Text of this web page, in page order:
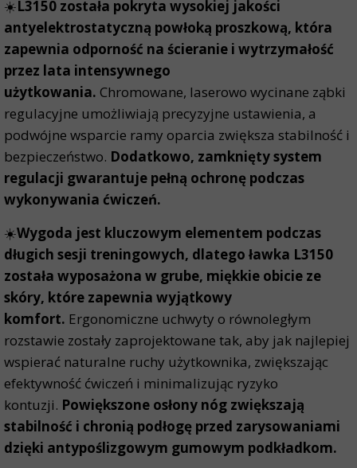
☀️L3150 została pokryta wysokiej jakości
antyelektrostatyczną powłoką proszkową, która
zapewnia odporność na ścieranie i wytrzymałość
przez lata intensywnego
użytkowania. Chromowane, laserowo wycinane ząbki
regulacyjne umożliwiają precyzyjne ustawienia, a
podwójne wsparcie ramy oparcia zwiększa stabilność i
bezpieczeństwo. Dodatkowo, zamknięty system
regulacji gwarantuje pełną ochronę podczas
wykonywania ćwiczeń.
☀️Wygoda jest kluczowym elementem podczas
długich sesji treningowych, dlatego ławka L3150
została wyposażona w grube, miękkie obicie ze
skóry, które zapewnia wyjątkowy
komfort. Ergonomiczne uchwyty o równoległym
rozstawie zostały zaprojektowane tak, aby jak najlepiej
wspierać naturalne ruchy użytkownika, zwiększając
efektywność ćwiczeń i minimalizując ryzyko
kontuzji. Powiększone osłony nóg zwiększają
stabilność i chronią podłogę przed zarysowaniami
dzięki antypoślizgowym gumowym podkładkom.